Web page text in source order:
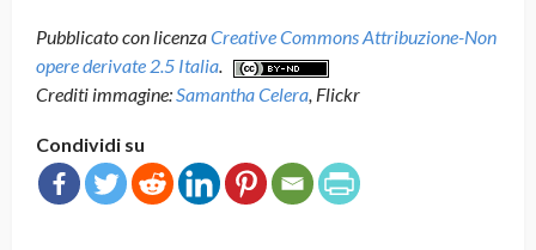
Pubblicato con licenzaCreative Commons Attribuzione-Non
opere derivate 2.5 Italia.
Crediti immagine:Samantha Celera, Flickr
Condividi su